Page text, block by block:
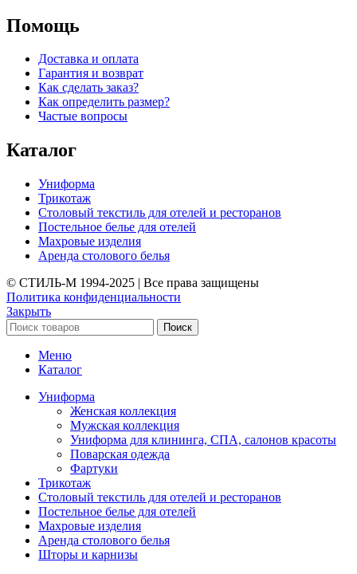
Помощь
Доставка и оплата
Гарантия и возврат
Как сделать заказ?
Как определить размер?
Частые вопросы
Каталог
Униформа
Трикотаж
Столовый текстиль для отелей и ресторанов
Постельное белье для отелей
Махровые изделия
Аренда столового белья
© СТИЛЬ-М 1994-2025 | Все права защищены
Политика конфиденциальности
Закрыть
Поиск
Меню
Каталог
Униформа
Женская коллекция
Мужская коллекция
Униформа для клининга, СПА, салонов красоты
Поварская одежда
Фартуки
Трикотаж
Столовый текстиль для отелей и ресторанов
Постельное белье для отелей
Махровые изделия
Аренда столового белья
Шторы и карнизы